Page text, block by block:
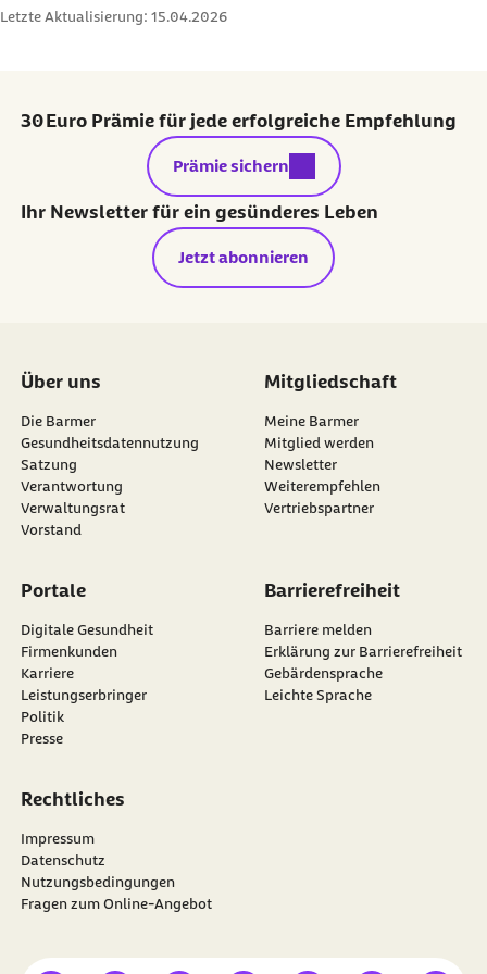
Letzte Aktualisierung: 15.04.2026
30 Euro Prämie für jede erfolgreiche Empfehlung
externer Link:
Prämie sichern
Ihr Newsletter für ein gesünderes Leben
Jetzt abonnieren
Über uns
Die Barmer
Gesundheitsdatennutzung
Satzung
Verantwortung
Verwaltungsrat
Vorstand
Mitgliedschaft
Meine Barmer
Mitglied werden
Newsletter
externer Link:
Weiterempfehlen
Vertriebspartner
Portale
Digitale Gesundheit
Firmenkunden
Karriere
Leistungserbringer
Politik
Presse
Barrierefreiheit
Barriere melden
Erklärung zur Barrierefreiheit
Gebärdensprache
Leichte Sprache
Rechtliches
Impressum
Datenschutz
Nutzungsbedingungen
Fragen zum Online-Angebot